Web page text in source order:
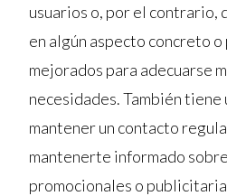
usuarios o, por el contrario,
en algún aspecto concreto
mejorados para adecuarse
necesidades. También
mantener un contacto
mantenerte informado
promocionales o